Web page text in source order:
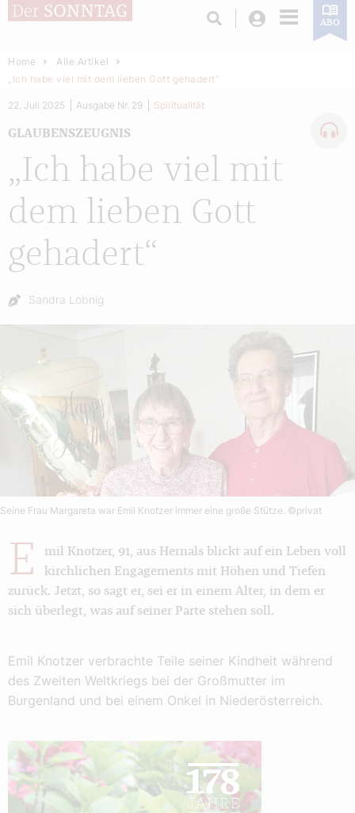
Login ABO
Home
Alle Artikel
„Ich habe viel mit dem lieben Gott gehadert“
„Ich habe viel mit
dem lieben Gott
gehadert“
GLAUBENSZEUGNIS
22. Juli 2025 Ausgabe Nr. 29 Spiritualität
Autor:
Sandra Lobnig
Seine Frau Margareta war Emil Knotzer immer eine große Stütze. ©privat
E
mil Knotzer, 91, aus Hernals blickt auf ein Leben voll
kirchlichen Engagements mit Höhen und Tiefen
zurück. Jetzt, so sagt er, sei er in einem Alter, in dem er
sich überlegt, was auf seiner Parte stehen soll.
Emil Knotzer verbrachte Teile seiner Kindheit während
des Zweiten Weltkriegs bei der Großmutter im
Burgenland und bei einem Onkel in Niederösterreich.